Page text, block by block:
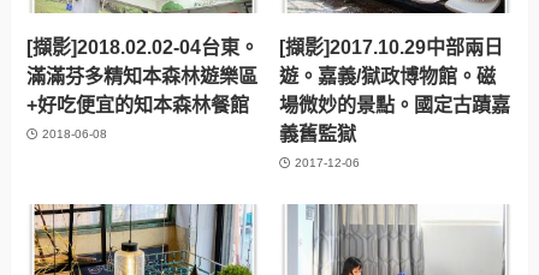
[擷影]2018.02.02-04台東。
滿滿芬多精知本森林遊樂區
+好吃便宜的知本森林餐館
2018-06-08
[擷影]2017.10.29中部兩日
遊。嘉義/獄政博物館。磁
場微妙的景點。國定古蹟嘉
義舊監獄
2017-12-06